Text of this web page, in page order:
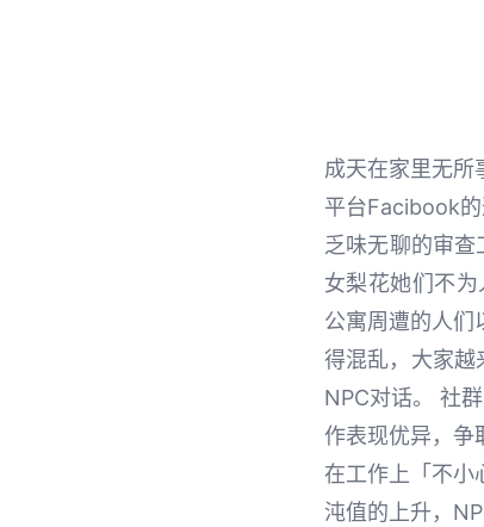
成天在家里无所
平台Facibook
乏味无聊的审
女梨花她们不
公寓周遭的人们
得混乱，大家
NPC对话。 社
作表现优异，争
在工作上「不小
沌值的上升，